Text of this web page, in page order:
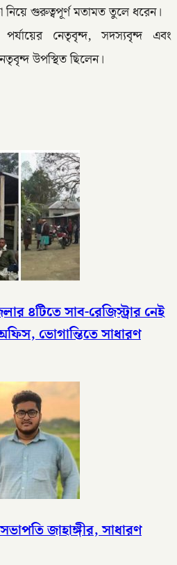
নিয়ে গুরুত্বপূর্ণ মতামত তুলে ধরেন।
পর্যায়ের নেতৃবৃন্দ, সদস্যবৃন্দ এবং
উপস্থিত ছিলেন।
৪টিতে সাব-রেজিস্ট্রার নেই
ভোগান্তিতে সাধারণ
জাহাঙ্গীর, সাধারণ